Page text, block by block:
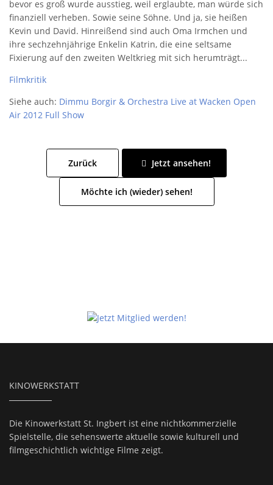
bevor es groß wurde ausstieg, weil erglaubte, man würde sich
finanziell verheben. Sowie seine Söhne. Und ja, sie heißen
Kevin und David. Hinreißend sind auch Oma Irmchen und
ihre sechzehnjährige Enkelin Katrin, die eine seltsame
Fixierung auf den zweiten Weltkrieg mit sich herumträgt...
Filmkritik
Siehe auch: Dimmu Borgir & Orchestra Live at Wacken Open
Air 2012 Full Show
Zurück Jetzt ansehen!
Möchte ich (wieder) sehen!
KINOWERKSTATT
Die Kinowerkstatt St. Ingbert ist eine nichtkommerzielle
Spielstelle, die sehenswerte aktuelle sowie kulturell und
filmgeschichtlich wichtige Filme zeigt.